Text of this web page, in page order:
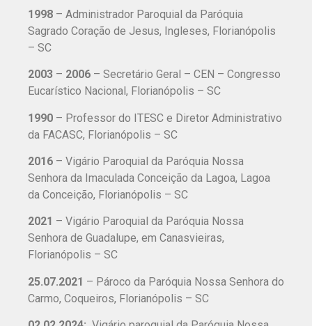
1998 – Administrador Paroquial da Paróquia
Sagrado Coração de Jesus, Ingleses, Florianópolis
– SC
2003 – 2006 – Secretário Geral – CEN – Congresso
Eucarístico Nacional, Florianópolis – SC
1990 – Professor do ITESC e Diretor Administrativo
da FACASC, Florianópolis – SC
2016 – Vigário Paroquial da Paróquia Nossa
Senhora da Imaculada Conceição da Lagoa, Lagoa
da Conceição, Florianópolis – SC
2021 – Vigário Paroquial da Paróquia Nossa
Senhora de Guadalupe, em Canasvieiras,
Florianópolis – SC
25.07.2021 – Pároco da Paróquia Nossa Senhora do
Carmo, Coqueiros, Florianópolis – SC